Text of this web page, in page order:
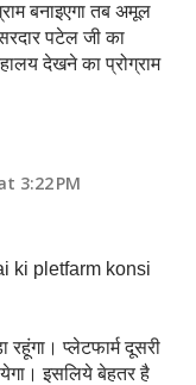
बनाइएगा तब अमूल
पटेल जी का
देखने का प्रोग्राम
3:22 PM
ki pletfarm konsi
प्लेटफार्म दूसरी
इसलिये बेहतर है